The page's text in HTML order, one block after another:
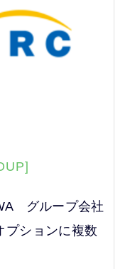
グループ会社
プションに複数